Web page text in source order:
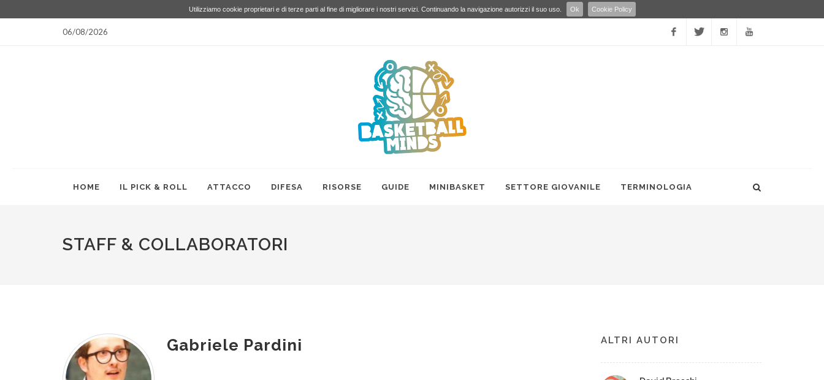
Utilizziamo cookie proprietari e di terze parti al fine di migliorare i nostri servizi. Continuando la navigazione autorizzi il suo uso. Ok Cookie Policy
06/08/2026
HOME IL PICK & ROLL ATTACCO DIFESA RISORSE GUIDE MINIBASKET SETTORE GIOVANILE TERMINOLOGIA
STAFF & COLLABORATORI
Gabriele Pardini ALTRI AUTORI